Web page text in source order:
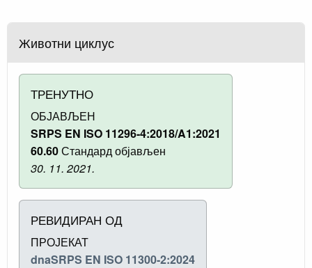
Животни циклус
ТРЕНУТНО
ОБЈАВЉЕН
SRPS EN ISO 11296-4:2018/A1:2021
60.60Стандард објављен
30. 11. 2021.
РЕВИДИРАН ОД
ПРОЈЕКАТ
dnaSRPS EN ISO 11300-2:2024